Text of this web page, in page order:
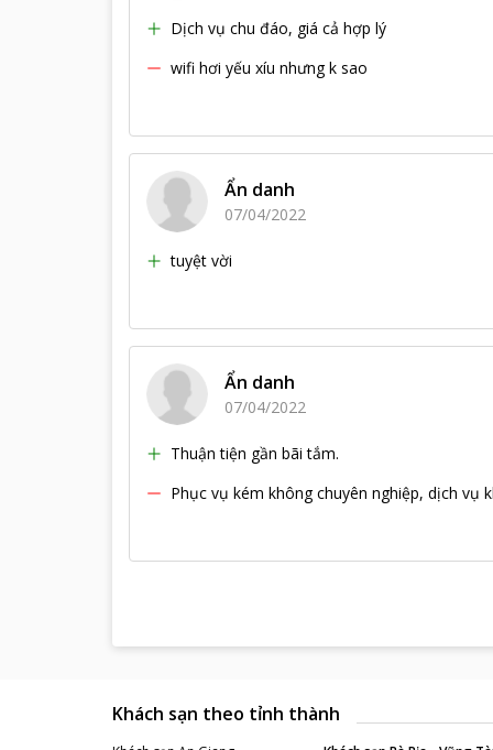
Dịch vụ chu đáo, giá cả hợp lý
wifi hơi yếu xíu nhưng k sao
Ẩn danh
07/04/2022
tuyệt vời
Ẩn danh
07/04/2022
Thuận tiện gần bãi tắm.
Phục vụ kém không chuyên nghiệp, dịch vụ
Khách sạn theo tỉnh thành